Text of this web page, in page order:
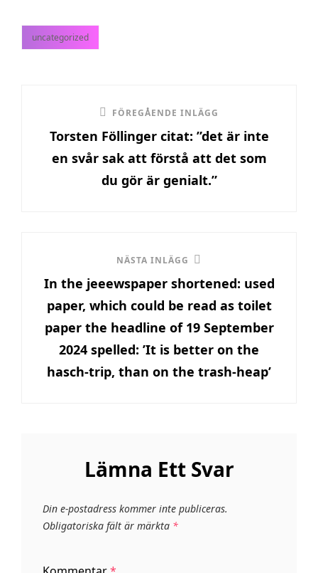
kategorier
uncategorized
Föregående
inlägg
FÖREGÅENDE INLÄGG
Torsten Föllinger citat: ”det är inte
en svår sak att förstå att det som
du gör är genialt.”
inlägg
NÄSTA INLÄGG
In the jeeewspaper shortened: used
paper, which could be read as toilet
paper the headline of 19 September
2024 spelled: ’It is better on the
hasch-trip, than on the trash-heap’
Lämna Ett Svar
Din e-postadress kommer inte publiceras.
Obligatoriska fält är märkta *